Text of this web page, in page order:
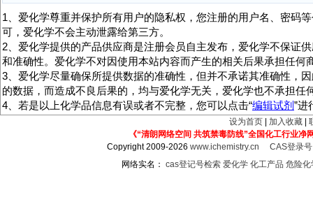
1、爱化学尊重并保护所有用户的隐私权，您注册的用户名、密码
可，爱化学不会主动泄露给第三方。
2、爱化学提供的产品供应商是注册会员自主发布，爱化学不保证
和准确性。爱化学不对因使用本站内容而产生的相关后果承担任何
3、爱化学尽量确保所提供数据的准确性，但并不承诺其准确性，
的数据，而造成不良后果的，均与爱化学无关，爱化学也不承担任
4、若是以上化学品信息有误或者不完整，您可以点击“编辑试剂”进
设为首页 加入收藏
《“清朗网络空间 共筑禁毒防线”全国化工行业净
Copyright 2009-2026www.ichemistry.cn
CAS登录
网络实名： cas登记号检索 爱化学 化工产品 危险化